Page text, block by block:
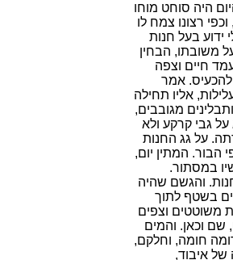
היה סוחט מוחו
רצונו צמח לו
בעל חנות
משובתו, הבחין
חיים וצפה
להכעיס. אמר
אליו תחילה
מגובבים,
גבי קרקע ולא
על גג החנות
הבור. המתין יום,
במסתור.
והגשם שהיה
בשטף לתוך
משוטטים וצפים
שם וכאן. והמים
חומה, וחלקם,
של איבוד,